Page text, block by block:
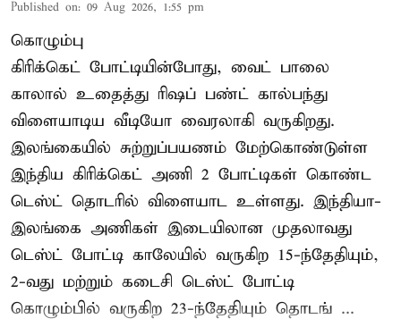
Published on: 09 Aug 2026, 1:55 pm
கொழும்பு
கிரிக்கெட் போட்டியின்போது, வைட் பாலை
காலால் உதைத்து ரிஷப் பண்ட் கால்பந்து
விளையாடிய வீடியோ வைரலாகி வருகிறது.
இலங்கையில் சுற்றுப்பயணம் மேற்கொண்டுள்ள
இந்திய கிரிக்கெட் அணி 2 போட்டிகள் கொண்ட
டெஸ்ட் தொடரில் விளையாட உள்ளது. இந்தியா-
இலங்கை அணிகள் இடையிலான முதலாவது
டெஸ்ட் போட்டி காலேயில் வருகிற 15-ந்தேதியும்,
2-வது மற்றும் கடைசி டெஸ்ட் போட்டி
கொழும்பில் வருகிற 23-ந்தேதியும் தொடங் ...